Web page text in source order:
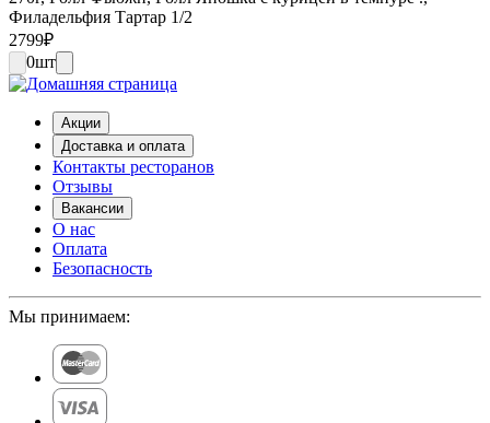
Филадельфия Тартар 1/2
2799₽
0шт
Акции
Доставка и оплата
Контакты ресторанов
Отзывы
Вакансии
О нас
Оплата
Безопасность
Мы принимаем: